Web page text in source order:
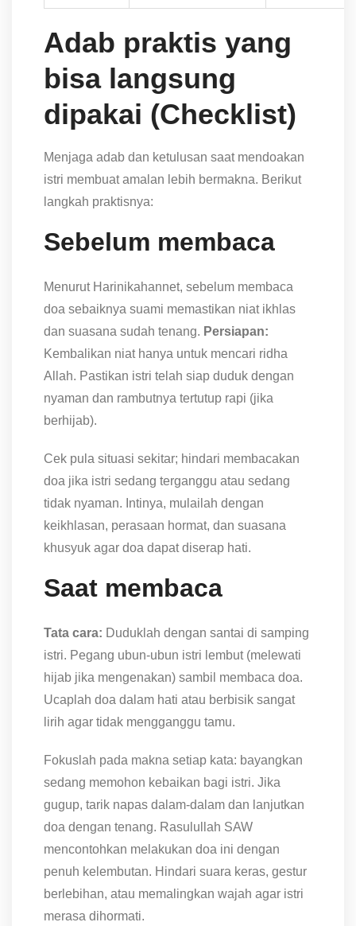
Adab praktis yang
bisa langsung
dipakai (Checklist)
Menjaga adab dan ketulusan saat mendoakan
istri membuat amalan lebih bermakna. Berikut
langkah praktisnya:
Sebelum membaca
Menurut Harinikahannet, sebelum membaca
doa sebaiknya suami memastikan niat ikhlas
dan suasana sudah tenang. Persiapan:
Kembalikan niat hanya untuk mencari ridha
Allah. Pastikan istri telah siap duduk dengan
nyaman dan rambutnya tertutup rapi (jika
berhijab).
Cek pula situasi sekitar; hindari membacakan
doa jika istri sedang terganggu atau sedang
tidak nyaman. Intinya, mulailah dengan
keikhlasan, perasaan hormat, dan suasana
khusyuk agar doa dapat diserap hati.
Saat membaca
Tata cara: Duduklah dengan santai di samping
istri. Pegang ubun-ubun istri lembut (melewati
hijab jika mengenakan) sambil membaca doa.
Ucaplah doa dalam hati atau berbisik sangat
lirih agar tidak mengganggu tamu.
Fokuslah pada makna setiap kata: bayangkan
sedang memohon kebaikan bagi istri. Jika
gugup, tarik napas dalam-dalam dan lanjutkan
doa dengan tenang. Rasulullah SAW
mencontohkan melakukan doa ini dengan
penuh kelembutan. Hindari suara keras, gestur
berlebihan, atau memalingkan wajah agar istri
merasa dihormati.